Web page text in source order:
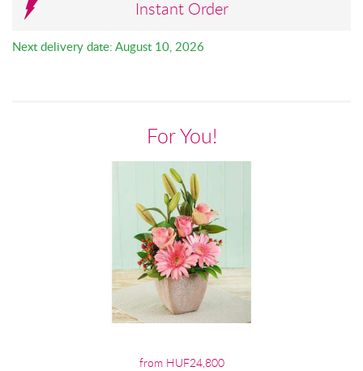
Instant Order
Next delivery date: August 10, 2026
For You!
from HUF24,800